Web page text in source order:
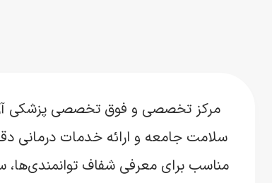
مرکز تخصصی و فوق تخصصی پزشکی
سلامت جامعه و ارائه خدمات درمانی
مناسب برای معرفی شفاف توانمندی‌ها،